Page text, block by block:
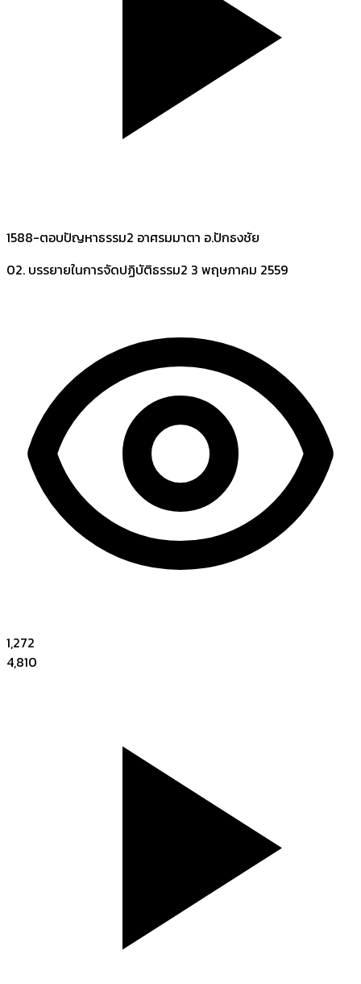
1588-ตอบปัญหาธรรม2 อาศรมมาตา อ.ปักธงชัย
02. บรรยายในการจัดปฏิบัติธรรม2 3 พฤษภาคม 2559
1,272
4,810